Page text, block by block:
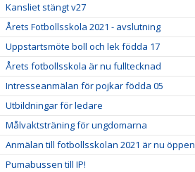
Kansliet stängt v27
Årets Fotbollsskola 2021 - avslutning
Uppstartsmöte boll och lek födda 17
Årets fotbollsskola är nu fulltecknad
Intresseanmälan för pojkar födda 05
Utbildningar för ledare
Målvaktsträning för ungdomarna
Anmälan till fotbollsskolan 2021 är nu öppen
Pumabussen till IP!